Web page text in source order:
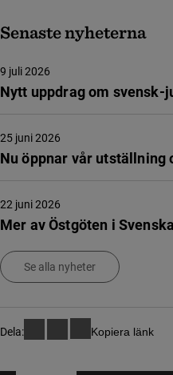
Senaste nyheterna
Nytt uppdrag om
9 juli 2026
Nu öppnar vår utställning
25 juni 2026
Mer av Östgöten i
22 juni 2026
Se alla nyheter
Dela: Kopiera länk